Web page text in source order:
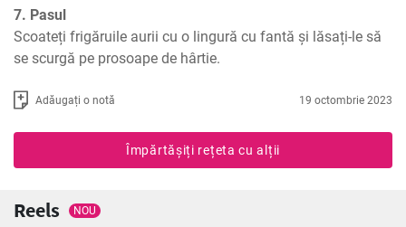
7. Pasul
Scoateți frigăruile aurii cu o lingură cu fantă și lăsați-le să
se scurgă pe prosoape de hârtie.
Adăugați o notă 19 octombrie 2023
Împărtășiți rețeta cu alții
Reels NOU